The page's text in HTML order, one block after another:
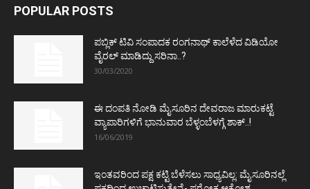
POPULAR POSTS
ಪಬ್ಲಿಕ್ ಟಿವಿ ಸಂಪಾದಕ ರಂಗನಾಥ್ ಕಾಲೆಳೆದ ವಿಡಿಯೋ
ವೈರಲ್ ಮಾಡಿದ್ದು ಸರಿನಾ..?
30/03/2020
ಈ ದಂಪತಿ ನೋಡಿ ಮೈಸೂರಿನ ದೇವರಾಜ ಮಾರುಕಟ್ಟೆ
ವ್ಯಾಪಾರಿಗಳಿಗೆ ಭಾನುವಾರ ಬೆಳ್ಳಂಬೆಳಗ್ಗೆ ಶಾಕ್..!
16/06/2019
ಇಂತವರಿಂದ ಪಕ್ಷ ಕಟ್ಟಿ ಬೆಳೆಸಲು ಸಾಧ್ಯವಿಲ್ಲ: ಮೈಸೂರಿನಲ್ಲೆ